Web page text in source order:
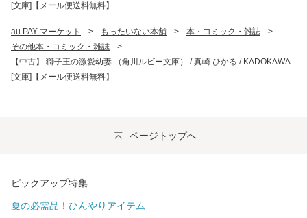
[文庫]【メール便送料無料】
au PAY マーケット > もったいない本舗 > 本・コミック・雑誌
>
その他本・コミック・雑誌
>
【中古】 獅子王の激愛幼妻 （角川ルビー文庫） / 真崎 ひかる / KADOKAWA
[文庫]【メール便送料無料】
ページトップへ
ピックアップ特集
夏の必需品！ひんやりアイテム